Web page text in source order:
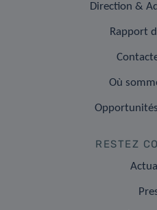
Direction &
Rapport
Où
RESTEZ